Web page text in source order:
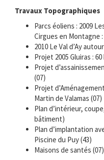
Travaux Topographiques
Parcs éoliens : 2009
Cirgues en Montagne :
2010 Le Val d’Ay
Projet 2005 Gluiras : 60
Projet
(07)
Projet
Martin de Valamas (07)
Plan d’intérieur,
bâtiment)
Plan d’implantation
Piscine du Puy (43)
Maisons de santés (07)